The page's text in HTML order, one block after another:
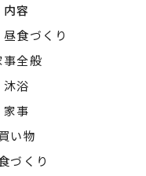
内容
食づくり
事全般
沐浴
家事
買い物
づくり